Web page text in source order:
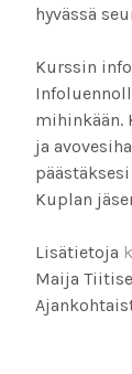
hyvässä
Kurssin
mihinkään.
ja
Kuplan
Lisätietoja
Maija